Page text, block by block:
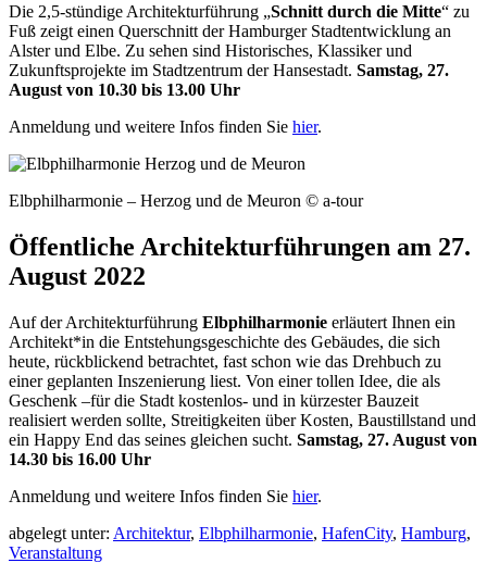
Die 2,5-stündige Architekturführung „Schnitt durch die Mitte“ zu
Fuß zeigt einen Querschnitt der Hamburger Stadtentwicklung an
Alster und Elbe. Zu sehen sind Historisches, Klassiker und
Zukunftsprojekte im Stadtzentrum der Hansestadt. Samstag, 27.
August von 10.30 bis 13.00 Uhr
Anmeldung und weitere Infos finden Sie hier.
Elbphilharmonie – Herzog und de Meuron © a-tour
Öffentliche Architekturführungen am 27.
August 2022
Auf der Architekturführung Elbphilharmonie erläutert Ihnen ein
Architekt*in die Entstehungsgeschichte des Gebäudes, die sich
heute, rückblickend betrachtet, fast schon wie das Drehbuch zu
einer geplanten Inszenierung liest. Von einer tollen Idee, die als
Geschenk –für die Stadt kostenlos- und in kürzester Bauzeit
realisiert werden sollte, Streitigkeiten über Kosten, Baustillstand und
ein Happy End das seines gleichen sucht. Samstag, 27. August von
14.30 bis 16.00 Uhr
Anmeldung und weitere Infos finden Sie hier.
abgelegt unter: Architektur, Elbphilharmonie, HafenCity, Hamburg,
Veranstaltung